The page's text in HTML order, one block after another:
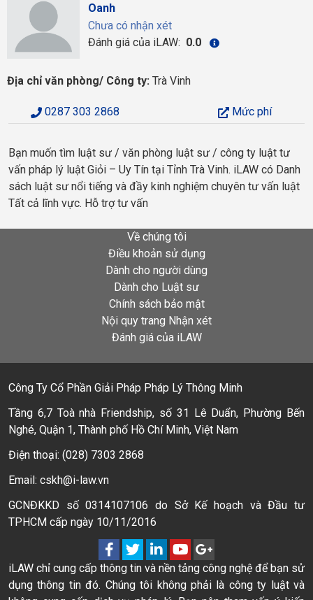
Oanh
Chưa có nhận xét
Đánh giá của iLAW: 0.0
Địa chỉ văn phòng/ Công ty: Trà Vinh
0287 303 2868 Mức phí
Bạn muốn tìm luật sư / văn phòng luật sư / công ty luật tư
vấn pháp lý luật Giỏi – Uy Tín tại Tỉnh Trà Vinh. iLAW có Danh
sách luật sư nổi tiếng và đầy kinh nghiệm chuyên tư vấn luật
Tất cả lĩnh vực. Hỗ trợ tư vấn
Về chúng tôi
Điều khoản sử dụng
Dành cho người dùng
Dành cho Luật sư
Chính sách bảo mật
Nội quy trang Nhận xét
Đánh giá của iLAW
Công Ty Cổ Phần Giải Pháp Pháp Lý Thông Minh
Tầng 6,7 Toà nhà Friendship, số 31 Lê Duẩn, Phường Bến
Nghé, Quận 1, Thành phố Hồ Chí Minh, Việt Nam
Điện thoại: (028) 7303 2868
Email: cskh@i-law.vn
GCNĐKKD số 0314107106 do Sở Kế hoạch và Đầu tư
TPHCM cấp ngày 10/11/2016
iLAW chỉ cung cấp thông tin và nền tảng công nghệ để bạn sử
dụng thông tin đó. Chúng tôi không phải là công ty luật và